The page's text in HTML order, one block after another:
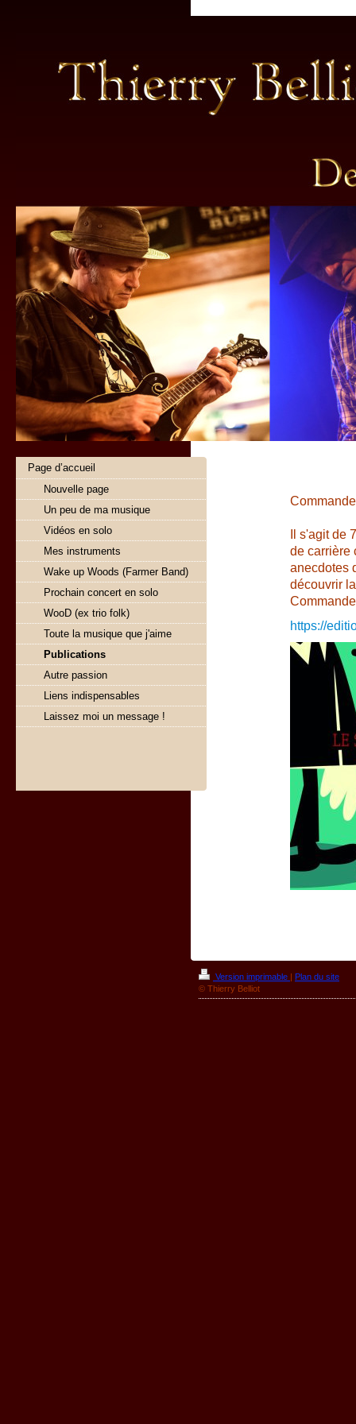
Il s'agit de
de carrière
anecdotes
découvrir
https://
Page d’accueil
Nouvelle page
Un peu de ma musique
Vidéos en solo
Mes instruments
Wake up Woods (Farmer Band)
Prochain concert en solo
WooD (ex trio folk)
Toute la musique que j'aime
Publications
Autre passion
Liens indispensables
Laissez moi un message !
Version imprimable | Plan du site
© Thierry Belliot